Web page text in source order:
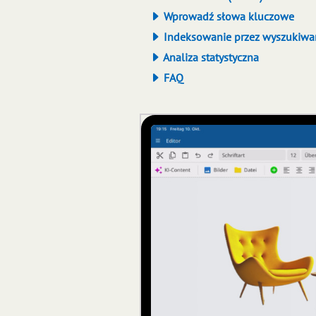
Wprowadź słowa kluczowe
Indeksowanie przez
Analiza statystyczna
FAQ